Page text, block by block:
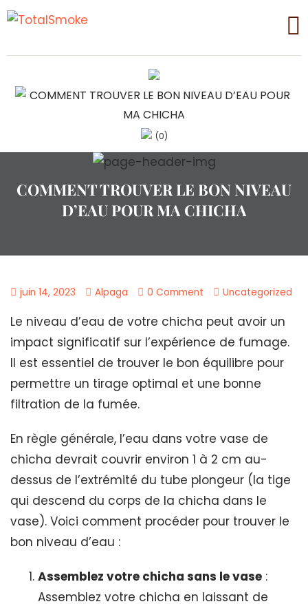
(0)
COMMENT TROUVER LE BON NIVEAU
D’EAU POUR MA CHICHA
juin 14, 2023 Alpaga 0 Comment Uncategorized
Le niveau d’eau de votre chicha peut avoir un
impact significatif sur l’expérience de fumage.
Il est essentiel de trouver le bon équilibre pour
permettre un tirage optimal et une bonne
filtration de la fumée.
En règle générale, l’eau dans votre vase de
chicha devrait couvrir environ 1 à 2 cm au-
dessus de l’extrémité du tube plongeur (la tige
qui descend du corps de la chicha dans le
vase). Voici comment procéder pour trouver le
bon niveau d’eau :
Assemblez votre chicha sans le vase :
Assemblez votre chicha en laissant de